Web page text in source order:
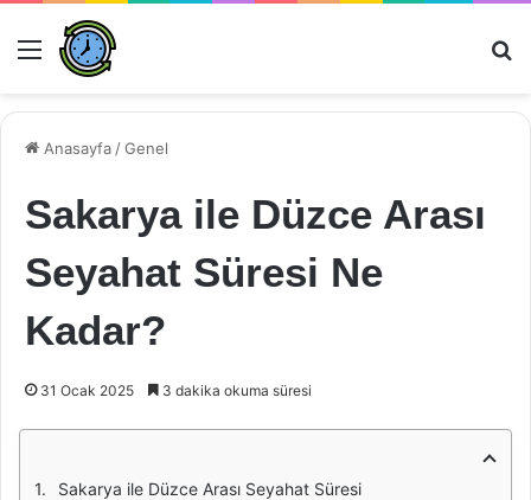
Menü
Anasayfa /Genel
Sakarya ile Düzce Arası
Seyahat Süresi Ne
Kadar?
31 Ocak 2025 3 dakika okuma süresi
Sakarya ile Düzce Arası Seyahat Süresi